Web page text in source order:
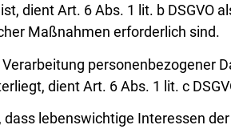
dient Art. 6 Abs. 1 lit. b DSGVO
Maßnahmen erforderlich sind.
personenbezogener
dient Art. 6 Abs. 1 lit. c
dass lebenswichtige Interessen